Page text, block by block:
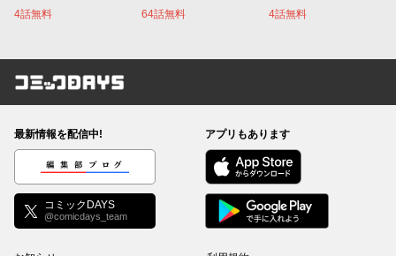
4話無料 64話無料 4話無料
コミックDAYS
最新情報を配信中!
編集部ブログ
コミックDAYS
@comicdays_team
アプリもあります